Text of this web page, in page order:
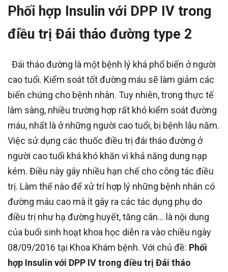
Phối hợp Insulin với DPP IV trong
điều trị Đái tháo đường type 2
Đái tháo đường là một bệnh lý khá phổ biến ở người
cao tuổi. Kiểm soát tốt đường máu sẽ làm giảm các
biến chứng cho bệnh nhân. Tuy nhiên, trong thực tế
lâm sàng, nhiều trường hợp rất khó kiểm soát đường
máu, nhất là ở những người cao tuổi, bị bệnh lâu năm.
Việc sử dụng các thuốc điều trị đái tháo đường ở
người cao tuổi khá khó khăn vì khả năng dung nạp
kém. Điều này gây nhiều hạn chế cho công tác điều
trị. Làm thế nào để xử trí hợp lý những bệnh nhân có
đường máu cao mà ít gây ra các tác dụng phụ do
điều trị như hạ đường huyết, tăng cân… là nội dung
của buổi sinh hoạt khoa học diễn ra vào chiều ngày
08/09/2016 tại Khoa Khám bệnh. Với chủ đề: Phối
hợp Insulin với DPP IV trong điều trị Đái tháo